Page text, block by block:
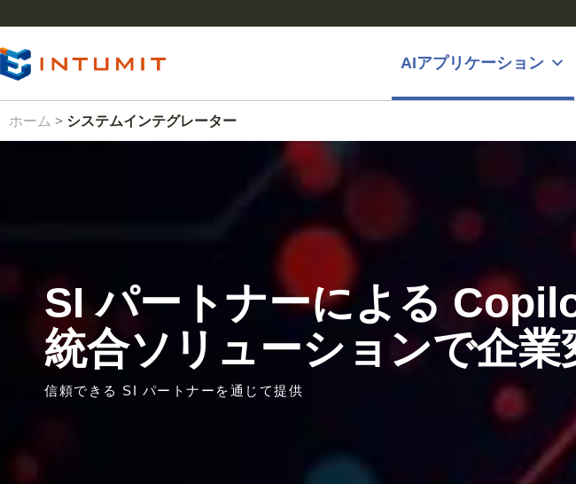
AIアプリケーション
ホーム > システムインテグレーター
SI パートナーによる
統合ソリューションで企業
信頼できる SI パートナーを通じて提供